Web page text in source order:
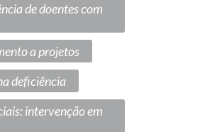
de doentes com
a projetos
deficiência
intervenção em